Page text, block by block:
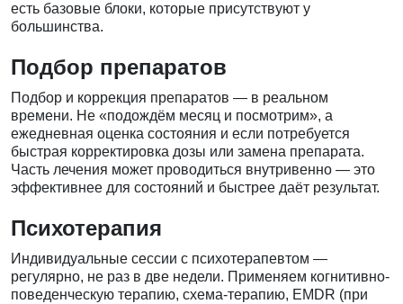
есть базовые блоки, которые присутствуют у
большинства.
Подбор препаратов
Подбор и коррекция препаратов — в реальном
времени. Не «подождём месяц и посмотрим», а
ежедневная оценка состояния и если потребуется
быстрая корректировка дозы или замена препарата.
Часть лечения может проводиться внутривенно — это
эффективнее для состояний и быстрее даёт результат.
Психотерапия
Индивидуальные сессии с психотерапевтом —
регулярно, не раз в две недели. Применяем когнитивно-
поведенческую терапию, схема-терапию, EMDR (при